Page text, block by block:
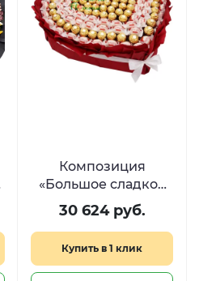
Композиция
«Большое сладкое
сердце» из Raffaello
и Ferrero
30 624 руб.
Купить в 1 клик